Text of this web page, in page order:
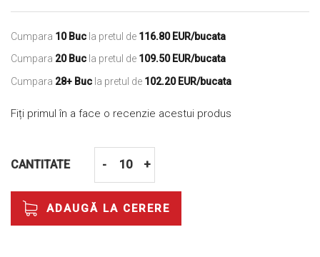
Cumpara 10 Buc la pretul de 116.80 EUR/bucata
Cumpara 20 Buc la pretul de 109.50 EUR/bucata
Cumpara 28+ Buc la pretul de 102.20 EUR/bucata
Fiți primul în a face o recenzie acestui produs
CANTITATE - +
ADAUGĂ LA CERERE